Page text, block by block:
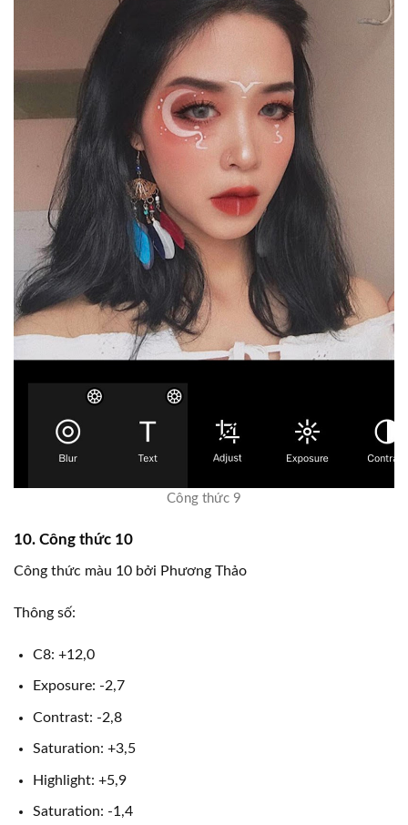
Công thức 9
10. Công thức 10
Công thức màu 10 bởi Phương Thảo
Thông số:
C8: +12,0
Exposure: -2,7
Contrast: -2,8
Saturation: +3,5
Highlight: +5,9
Saturation: -1,4